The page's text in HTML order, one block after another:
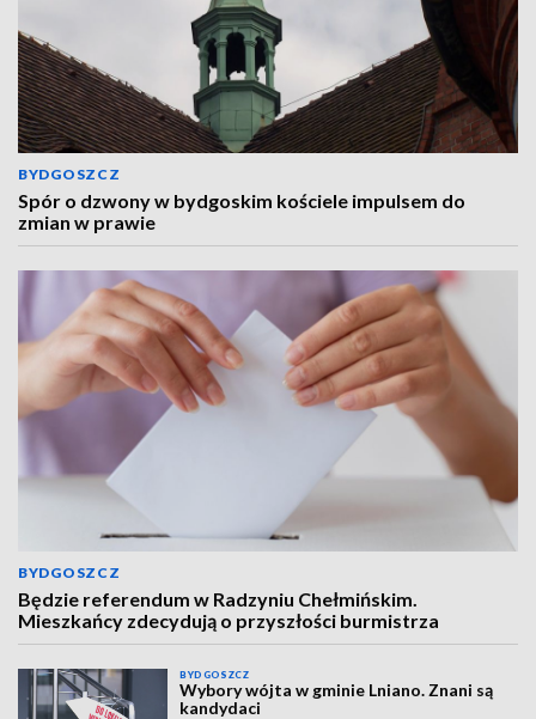
BYDGOSZCZ
Spór o dzwony w bydgoskim kościele impulsem do
zmian w prawie
BYDGOSZCZ
Będzie referendum w Radzyniu Chełmińskim.
Mieszkańcy zdecydują o przyszłości burmistrza
BYDGOSZCZ
Wybory wójta w gminie Lniano. Znani są
kandydaci